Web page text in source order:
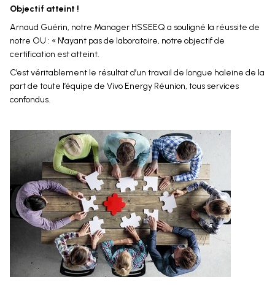
Objectif atteint !
Arnaud Guérin, notre Manager HSSEEQ a souligné la réussite de
notre OU : « N'ayant pas de laboratoire, notre objectif de
certification est atteint.
C’est véritablement le résultat d’un travail de longue haleine de la
part de toute l’équipe de Vivo Energy Réunion, tous services
confondus.